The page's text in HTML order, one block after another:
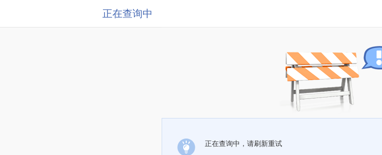
正在查询中
正在查询中，请刷新重试